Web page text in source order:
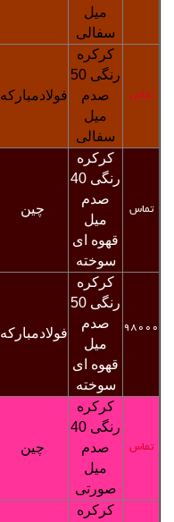
میل
سفالی
تماس
کرکره
رنگی
50
صدم
میل
سفالی
فولادمبارکه
تماس
کرکره
رنگی 40
صدم
میل
قهوه ای
سوخته
چین
98000
کرکره
رنگی
50
صدم
میل
قهوه ای
سوخته
فولادمبارکه
تماس
کرکره
رنگی 40
صدم
میل
صورتی
چین
کرکره